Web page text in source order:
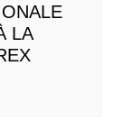
LA